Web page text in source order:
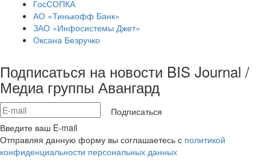
ГосСОПКА
АО «Тинькофф Банк»
ЗАО «Инфосистемы Джет»
Оксана Безручко
Подписаться на новости BIS Journal /
Медиа группы Авангард
Подписаться
Введите ваш E-mail
Отправляя данную форму вы соглашаетесь с политикой
конфиденциальности персональных данных